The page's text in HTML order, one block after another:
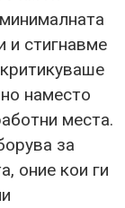
и стигнавме
наместо
места.
за
оние кои ги